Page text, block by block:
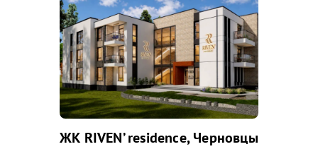
ЖК RIVEN’ residence, Черновцы